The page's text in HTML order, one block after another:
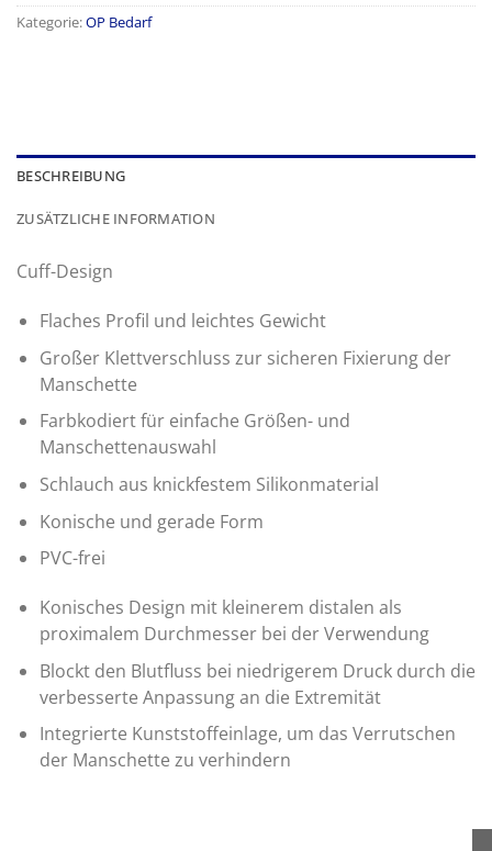
Kategorie:OP Bedarf
BESCHREIBUNG
ZUSÄTZLICHE INFORMATION
Cuff-Design
Flaches Profil und leichtes Gewicht
Großer Klettverschluss zur sicheren Fixierung der
Manschette
Farbkodiert für einfache Größen- und
Manschettenauswahl
Schlauch aus knickfestem Silikonmaterial
Konische und gerade Form
PVC-frei
Konisches Design mit kleinerem distalen als
proximalem Durchmesser bei der Verwendung
Blockt den Blutfluss bei niedrigerem Druck durch die
verbesserte Anpassung an die Extremität
Integrierte Kunststoffeinlage, um das Verrutschen
der Manschette zu verhindern